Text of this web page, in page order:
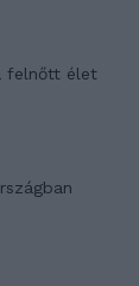
felnőtt élet